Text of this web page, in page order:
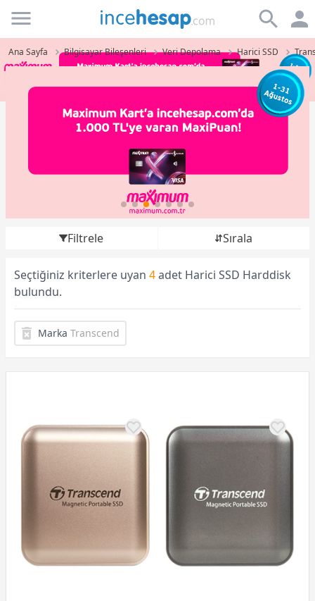
Incehesap
Ana Sayfa Bilgisayar Bileşenleri Veri Depolama Harici SSD
Filtrele Sırala
Seçtiğiniz kriterlere uyan 4adet Harici SSD Harddisk
bulundu.
Marka Transcend